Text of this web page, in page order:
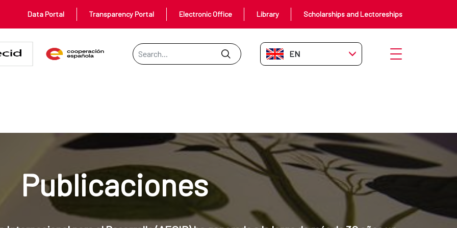
Data Portal Transparency Portal Electronic Office Library Scholarships and Lectoreships
Search Bar
EN-GB Open menu
Publicaciones